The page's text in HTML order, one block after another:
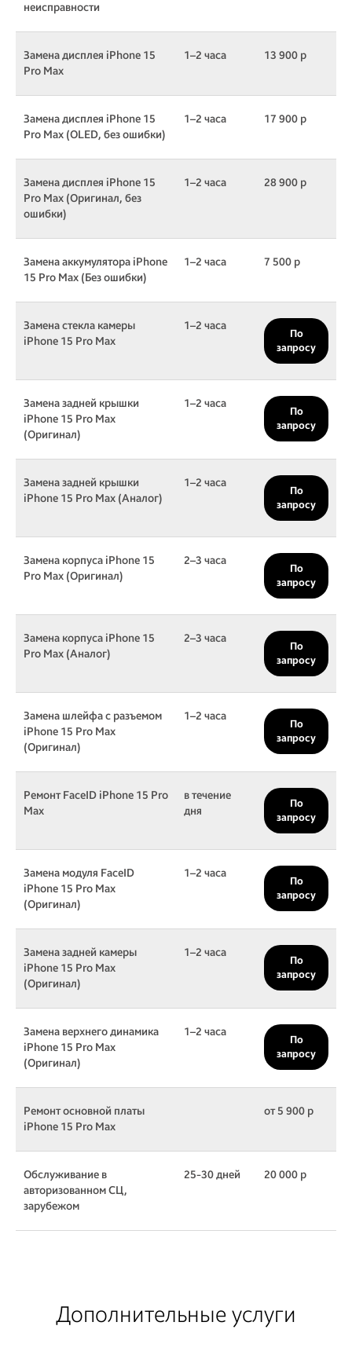
неисправности
Замена дисплея iPhone 15
Pro Max
1–2 часа 13 900 р
Замена дисплея iPhone 15
Pro Max (OLED, без ошибки)
1–2 часа 17 900 р
Замена дисплея iPhone 15
Pro Max (Оригинал, без
ошибки)
1–2 часа 28 900 р
Замена аккумулятора iPhone
15 Pro Max (Без ошибки)
1–2 часа 7 500 р
Замена стекла камеры
iPhone 15 Pro Max
1–2 часа
По
запросу
Замена задней крышки
iPhone 15 Pro Max
(Оригинал)
1–2 часа
По
запросу
Замена задней крышки
iPhone 15 Pro Max (Аналог)
1–2 часа
По
запросу
Замена корпуса iPhone 15
Pro Max (Оригинал)
2–3 часа
По
запросу
Замена корпуса iPhone 15
Pro Max (Аналог)
2–3 часа
По
запросу
Замена шлейфа с разъемом
iPhone 15 Pro Max
(Оригинал)
1–2 часа
По
запросу
Ремонт FaceID iPhone 15 Pro
Max
в течение
дня
По
запросу
Замена модуля FaceID
iPhone 15 Pro Max
(Оригинал)
1–2 часа
По
запросу
Замена задней камеры
iPhone 15 Pro Max
(Оригинал)
1–2 часа
По
запросу
Замена верхнего динамика
iPhone 15 Pro Max
(Оригинал)
1–2 часа
По
запросу
Ремонт основной платы
iPhone 15 Pro Max
от 5 900 р
Обслуживание в
авторизованном СЦ,
зарубежом
25-30 дней 20 000 р
Дополнительные услуги